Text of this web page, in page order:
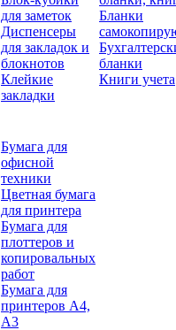
для заметок
Диспенсеры
для закладок и
блокнотов
Клейкие
закладки
Бланки
бланки
Книги учета
Бумага для
офисной
техники
Цветная бумага
для принтера
Бумага для
плоттеров и
копировальных
работ
Бумага для
принтеров А4,
А3